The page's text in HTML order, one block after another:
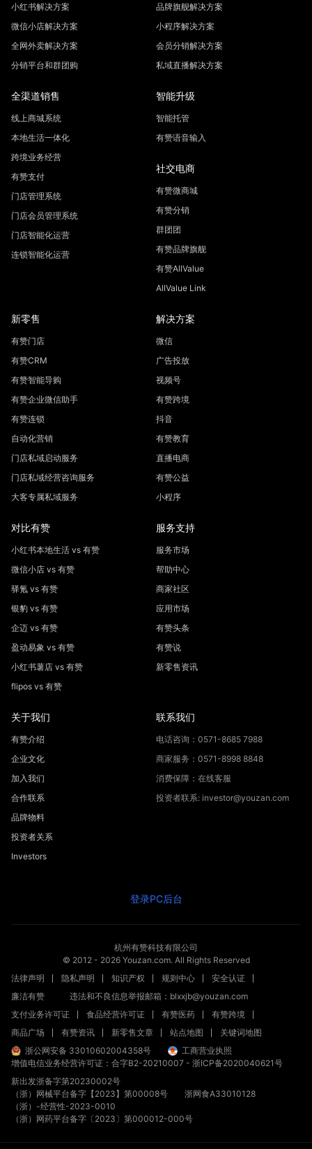
小红书解决方案
微信小店解决方案
全网外卖解决方案
分销平台和群团购
品牌旗舰解决方案
小程序解决方案
会员分销解决方案
私域直播解决方案
全渠道销售
线上商城系统
本地生活一体化
跨境业务经营
有赞支付
门店管理系统
门店会员管理系统
门店智能化运营
连锁智能化运营
智能升级
智能托管
有赞语音输入
社交电商
有赞微商城
有赞分销
群团团
有赞品牌旗舰
有赞AllValue
AllValue Link
新零售
有赞门店
有赞CRM
有赞智能导购
有赞企业微信助手
有赞连锁
自动化营销
门店私域启动服务
门店私域经营咨询服务
大客专属私域服务
解决方案
微信
广告投放
视频号
有赞跨境
抖音
有赞教育
直播电商
有赞公益
小程序
对比有赞
小红书本地生活 vs 有赞
微信小店 vs 有赞
驿氪 vs 有赞
银豹 vs 有赞
企迈 vs 有赞
盈动易象 vs 有赞
小红书薯店 vs 有赞
flipos vs 有赞
服务支持
服务市场
帮助中心
商家社区
应用市场
有赞头条
有赞说
新零售资讯
关于我们
有赞介绍
企业文化
加入我们
合作联系
品牌物料
投资者关系
Investors
联系我们
电话咨询：0571-8685 7988
商家服务：0571-8998 8848
消费保障：在线客服
投资者联系: investor@youzan.com
登录PC后台
杭州有赞科技有限公司
© 2012 - 2026Youzan.com. All Rights Reserved
法律声明
隐私声明 知识产权 规则中心
安全认证
廉洁有赞
违法和不良信息举报邮箱：blxxjb@youzan.com
支付业务许可证
食品经营许可证 有赞医药
有赞跨境
商品广场
有赞资讯 新零售文章 站点地图
关键词地图
浙公网安备 33010602004358号
工商营业执照
增值电信业务经营许可证：合字B2-20210007 - 浙ICP备2020040621号
新出发浙备字第20230002号
（浙）网械平台备字【2023】第00008号
浙网食A33010128
（浙）-经营性-2023-0010
（浙）网药平台备字〔2023〕第000012-000号